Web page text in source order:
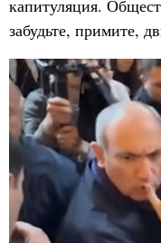
капитуляция.
забудьте, примите,